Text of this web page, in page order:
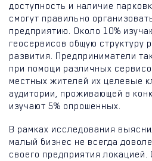
доступность и наличие
смогут правильно
предприятию. Около 10%
геосервисов общую структуру
развития. Предприниматели
при помощи различных
местных жителей их целевые
аудитории, проживающей в
изучают 5% опрошенных.
В рамках исследования
малый бизнес не всегда
своего предприятия